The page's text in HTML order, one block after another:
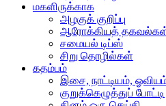
மகளிருக்காக
அழகுக் குறிப்பு
ஆரோக்கியத்
சமையல் டிப்ஸ்
சிறு தொழில்கள்
கதம்பம்
இசை, நாட்டியம்,
குறுக்கெழுத்துப் போட்டி